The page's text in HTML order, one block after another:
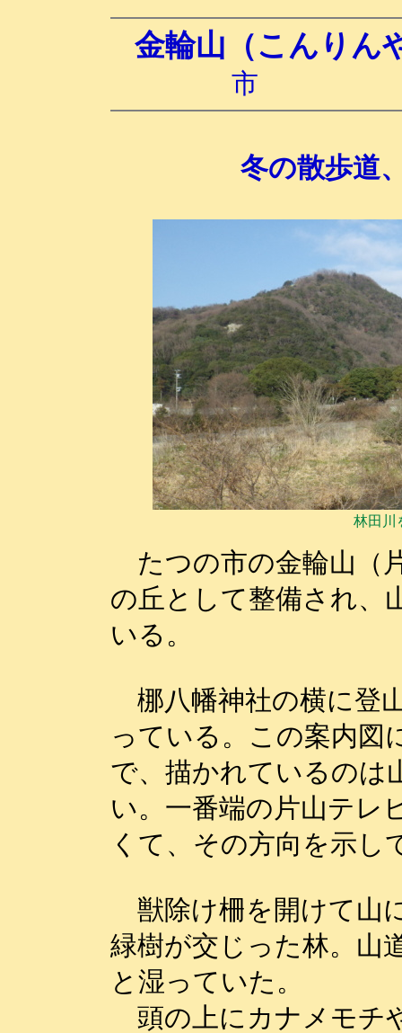
金輪山（こんりん
市
冬の散歩道
林田川
たつの市の金輪山（
の丘として整備され、
いる。
梛八幡神社の横に登
っている。この案内図
で、描かれているのは
い。一番端の片山テレ
くて、その方向を示し
獣除け柵を開けて山
緑樹が交じった林。山
と湿っていた。
頭の上にカナメモチ